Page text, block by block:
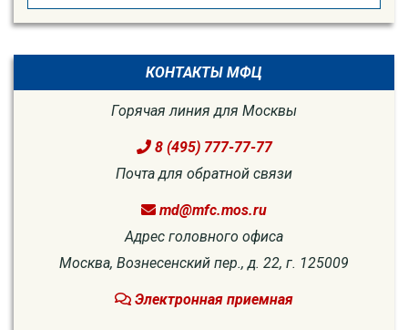
for:
КОНТАКТЫ МФЦ
Горячая линия для Москвы
8 (495) 777-77-77
Почта для обратной связи
md@mfc.mos.ru
Адрес головного офиса
Москва, Вознесенский пер., д. 22, г. 125009
Электронная приемная